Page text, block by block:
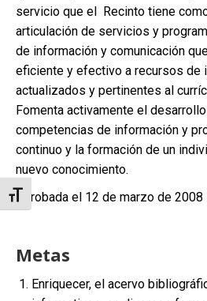
Toggle Font size
servicio que el Recinto tiene
articulación de servicios y
de información y comunicación
eficiente y efectivo a recursos de
actualizados y pertinentes al
Fomenta activamente el
competencias de información y
continuo y la formación de un
nuevo conocimiento.
Aprobada el 12 de marzo de 2008
Metas
Enriquecer, el acervo